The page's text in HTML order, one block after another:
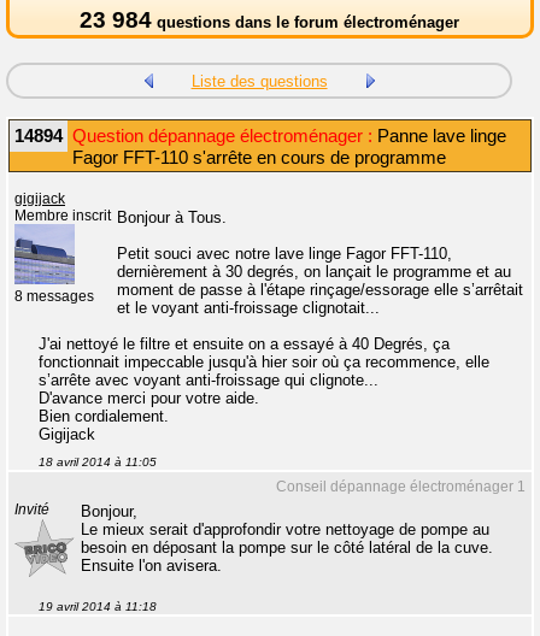
23 984 questions dans le forum électroménager
Liste des questions
14894 Question dépannage électroménager : Panne lave linge
Fagor FFT-110 s'arrête en cours de programme
gigijack
Membre inscrit
8 messages
Bonjour à Tous.
Petit souci avec notre lave linge Fagor FFT-110,
dernièrement à 30 degrés, on lançait le programme et au
moment de passe à l'étape rinçage/essorage elle s’arrêtait
et le voyant anti-froissage clignotait...
J'ai nettoyé le filtre et ensuite on a essayé à 40 Degrés, ça
fonctionnait impeccable jusqu'à hier soir où ça recommence, elle
s’arrête avec voyant anti-froissage qui clignote...
D'avance merci pour votre aide.
Bien cordialement.
Gigijack
18 avril 2014 à 11:05
Conseil dépannage électroménager 1
Invité
Bonjour,
Le mieux serait d'approfondir votre nettoyage de pompe au
besoin en déposant la pompe sur le côté latéral de la cuve.
Ensuite l'on avisera.
19 avril 2014 à 11:18